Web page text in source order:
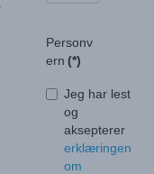
Personv
ern (*)
Jeg har lest
og
aksepterer
erklæringen
om